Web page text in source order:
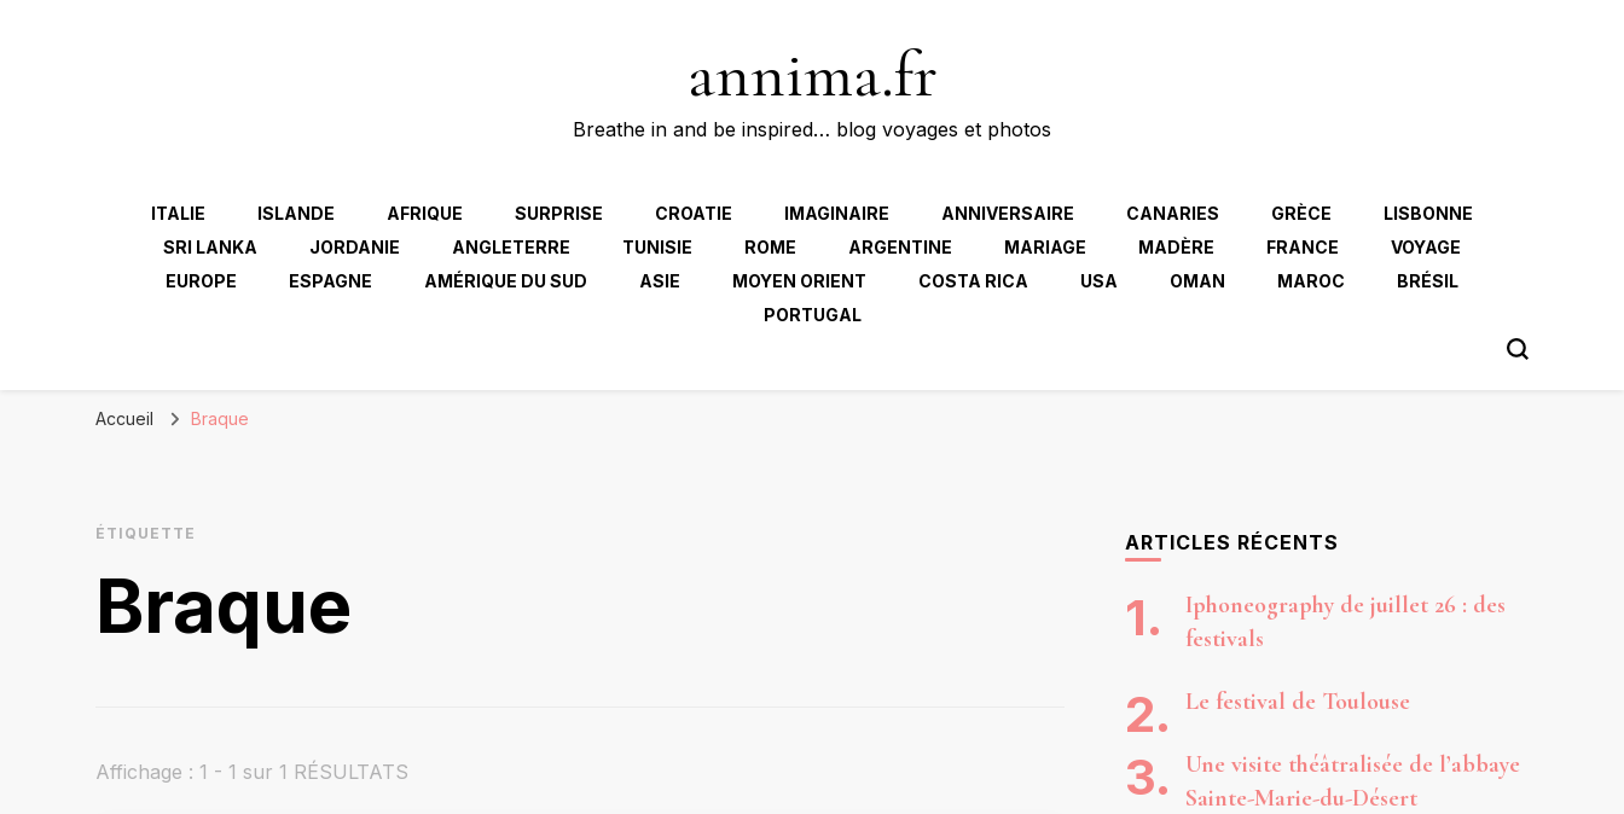
annima.fr
Breathe in and be inspired… blog voyages et photos
ITALIE ISLANDE AFRIQUE SURPRISE CROATIE IMAGINAIRE ANNIVERSAIRE CANARIES GRÈCE
LISBONNE
SRI LANKA
JORDANIE ANGLETERRE TUNISIE ROME ARGENTINE MARIAGE MADÈRE FRANCE
VOYAGE
EUROPE
ESPAGNE AMÉRIQUE DU SUD ASIE MOYEN ORIENT COSTA RICA USA OMAN MAROC
BRÉSIL
PORTUGAL
Accueil Braque
ÉTIQUETTE
Braque
Affichage : 1 - 1 sur 1 RÉSULTATS
ARTICLES RÉCENTS
Iphoneography de juillet 26 : des
festivals
Le festival de Toulouse
Une visite théâtralisée de l’abbaye
Sainte-Marie-du-Désert